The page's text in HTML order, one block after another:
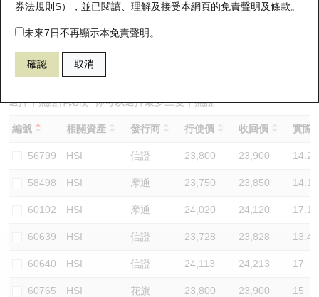
券法規則S），並已閱讀、理解及接受本網頁的免責聲明及條款。
未來7日不再顯示本免責聲明。
確認 取消
67440 瑞銀牛證 HSI 恒生指數
選擇牛熊證作比較 *你可以選擇最多三隻牛熊證
編號 相關資產 發行商 行使價 收回價 實際
56799 HSI 信證 23,800 23,900 14.2
58498 HSI 摩通 23,750 23,850 14.1
60102 HSI 摩通 24,020 24,120 17.1
60639 HSI 信證 23,728 23,828 13.4
60640 HSI 信證 24,113 24,213 17
60765 HSI 花旗 23,800 23,900 15
即將到期認股證
認股證到期結算價查詢
認股證分析儀
認股證速算機
認股證/牛熊證日誌
認股證文件及公告
牛熊證街貨分佈圖
正股牛熊證列表
新發行瑞銀牛熊證
已收回牛熊證剩餘價值
牛熊證到期結算價查詢
牛熊證分析儀
十天股證佔大市成交
資金流
街貨統計
三十大平均引伸波幅
恒指成份股
國指成份股
科指成份股
相關資產沽空
中資ETFs溢價比較
AH 股價對照
講座及教育短片
認股證投資者教育
牛熊證投資者教育
認股證牛熊證常問問題